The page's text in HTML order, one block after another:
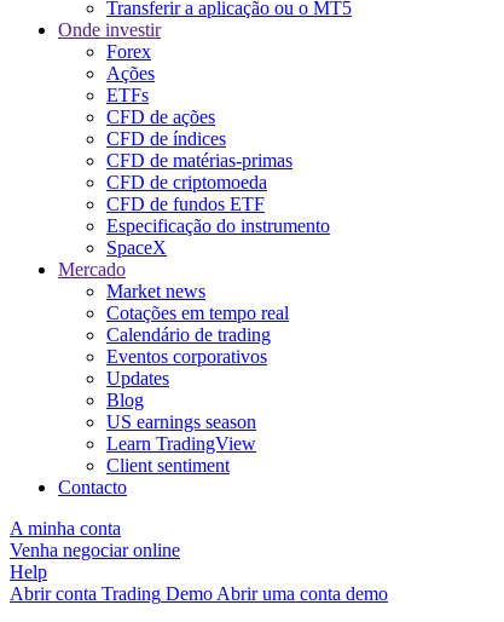
Transferir a aplicação ou o MT5
Onde investir
Forex
Ações
ETFs
CFD de ações
CFD de índices
CFD de matérias-primas
CFD de criptomoeda
CFD de fundos ETF
Especificação do instrumento
SpaceX
Mercado
Market news
Cotações em tempo real
Calendário de trading
Eventos corporativos
Updates
Blog
US earnings season
Learn TradingView
Client sentiment
Contacto
A minha conta
Venha negociar online
Help
Abrir conta Trading Demo Abrir uma conta demo